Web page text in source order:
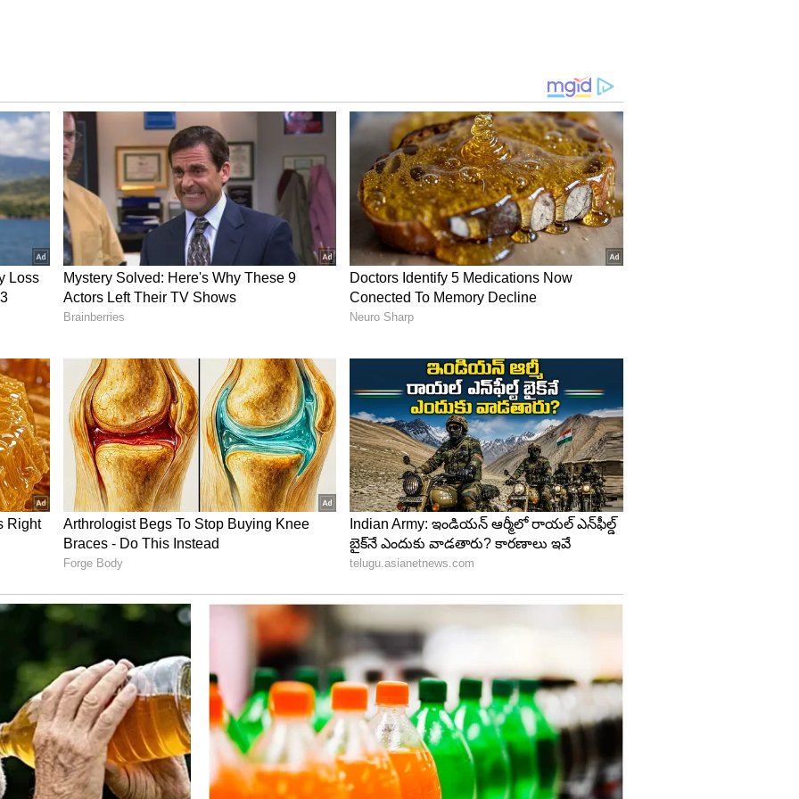
వంట నూనె (ఆలివ్ ఆయిల్ లేదా రిఫైన్డ్ ఆయిల్)
రక్షణ పొరలా పనిచేసి గాలి తగలకుండా నిరోధిస్తుంది. ఆ
ఉంచితే ఎక్కువ కాలం పాడవకుండా ఉంటుంది.